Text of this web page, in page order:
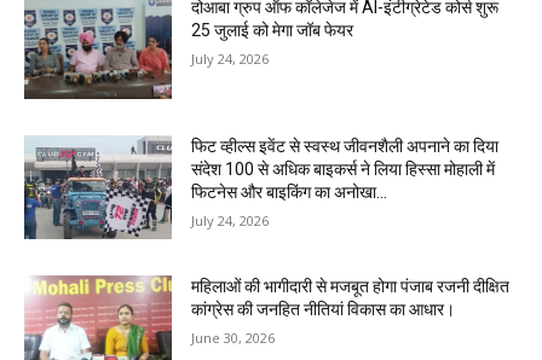
दोआबा ग्रुप ऑफ कॉलेजेज में AI-इंटीग्रेटेड कोर्स शुरू
25 जुलाई को मेगा जॉब फेयर
July 24, 2026
फिट व्हील्स इवेंट से स्वस्थ जीवनशैली अपनाने का दिया
संदेश 100 से अधिक बाइकर्स ने लिया हिस्सा मोहाली में
फिटनेस और बाइकिंग का अनोखा...
July 24, 2026
महिलाओं की भागीदारी से मजबूत होगा पंजाब रजनी दीक्षित
कांग्रेस की जनहित नीतियां विकास का आधार।
June 30, 2026